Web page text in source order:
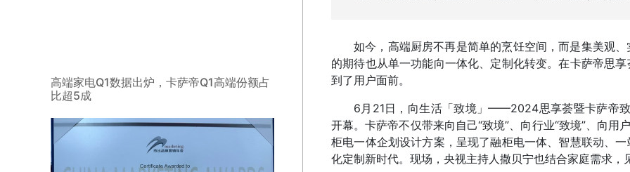
高端家电Q1数据出炉，卡萨帝Q1高端份额占
比超5成
如今，高端厨房不再是简单的烹饪空间，而是集美观
的期待也从单一功能向一体化、定制化转变。在卡萨帝思
到了用户面前。
6月21日，向生活「致境」——2024思享荟暨卡萨帝
开幕。卡萨帝不仅带来向自己“致境”、向行业“致境”、向用
柜电一体企划设计方案，呈现了融柜电一体、智慧联动、
化定制新时代。现场，央视主持人撒贝宁也结合家庭需求